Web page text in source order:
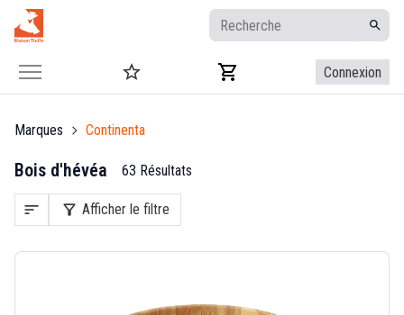
Connexion
Marques Continenta
Bois d'hévéa 63 Résultats
sort filter_alt Afficher le filtre